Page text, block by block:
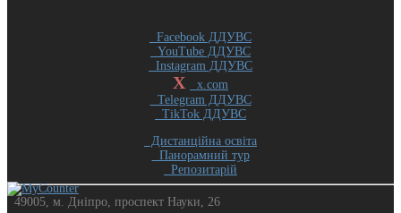
Facebook ДДУВС
YouTube ДДУВС
Instagram ДДУВС
X
x.com
Telegram ДДУВС
TikTok ДДУВС
Дистанційна освіта
Панорамний тур
Репозитарій
49005, м. Дніпро, проспект Науки, 26